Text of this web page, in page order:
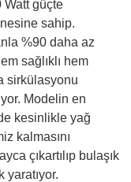
Watt güçte
sahip.
%90 daha az
sağlıklı hem
sirkülasyonu
Modelin en
kesinlikle yağ
kalmasını
çıkartılıp bulaşık
yaratıyor.